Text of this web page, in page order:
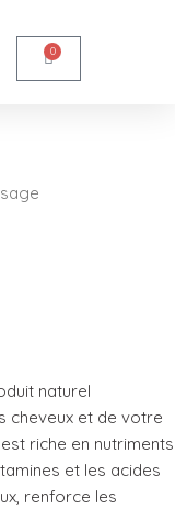
0
naturel
cheveux et de votre
riche en nutriments
et les acides
renforce les